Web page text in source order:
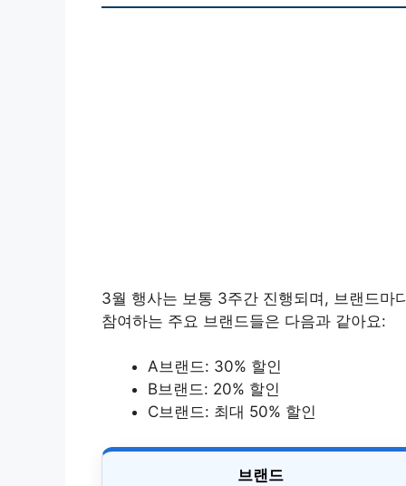
3월 행사는 보통 3주간 진행되며, 브랜드마
참여하는 주요 브랜드들은 다음과 같아요:
A브랜드: 30% 할인
B브랜드: 20% 할인
C브랜드: 최대 50% 할인
브랜드